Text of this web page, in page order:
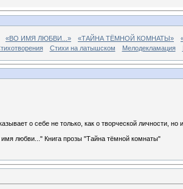
«ВО ИМЯ ЛЮБВИ...» «ТАЙНА ТЁМНОЙ КОМНАТЫ»
Стихи на латышском Мелодекламация
о себе не только, как о творческой личности,
любви..." Книга прозы "Тайна тёмной комнаты"